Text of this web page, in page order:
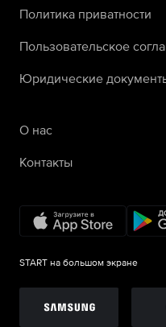
Политика приватности
Пользовательское
Юридические
О нас
Контакты
START на большом экране